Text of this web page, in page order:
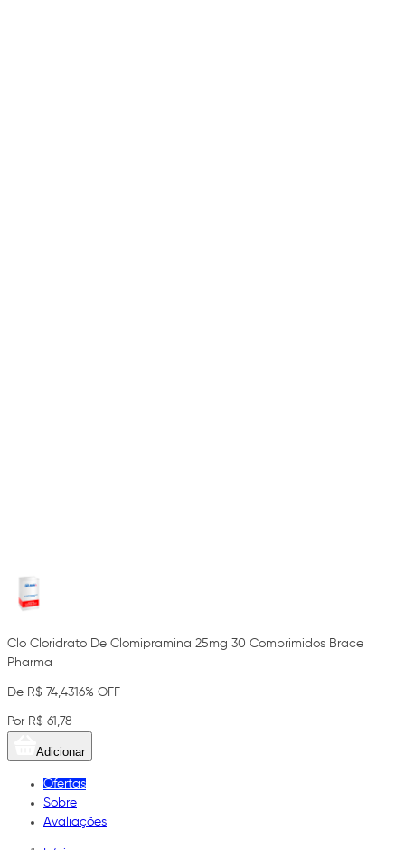
Clo Cloridrato De Clomipramina 25mg 30 Comprimidos Brace
Pharma
De R$ 74,4316% OFF
Por R$ 61,78
Adicionar
Ofertas
Sobre
Avaliações